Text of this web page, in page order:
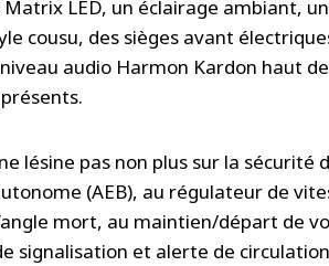
Matrix LED, un éclairage ambiant,
cousu, des sièges avant
audio Harmon Kardon haut
lésine pas non plus sur la
(AEB), au régulateur de
mort, au maintien/départ de
signalisation et alerte de